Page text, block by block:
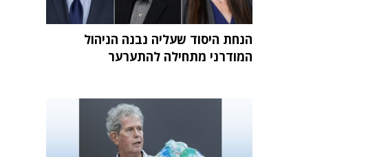
הנחת היסוד שעליה נבנה הניהול
המודרני מתחילה להתערער